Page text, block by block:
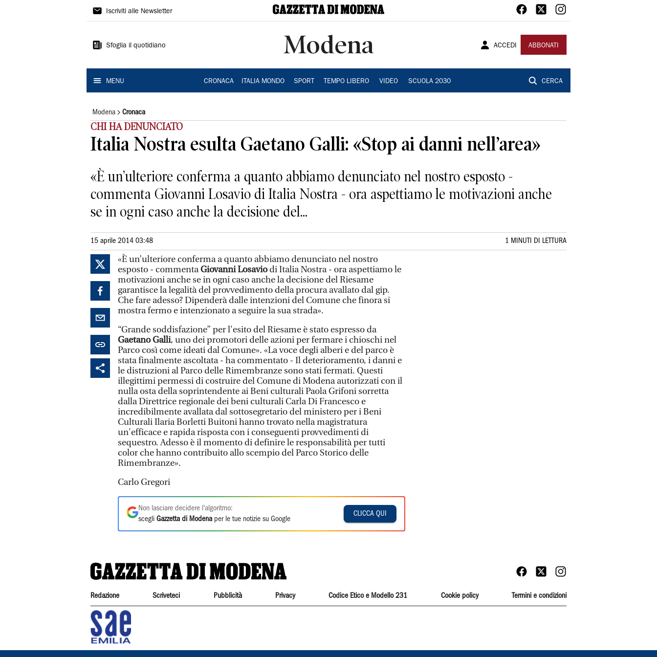
Gazzetta
Modena
Iscriviti alle Newsletter
Sfoglia il quotidiano Modena ACCEDI ABBONATI
MENU CRONACA ITALIA MONDO SPORT TEMPO LIBERO VIDEO SCUOLA 2030 CERCA
Modena Cronaca
CHI HA DENUNCIATO
Italia Nostra esulta Gaetano Galli: «Stop ai danni nell’area»
«È un’ulteriore conferma a quanto abbiamo denunciato nel nostro esposto -
commenta Giovanni Losavio di Italia Nostra - ora aspettiamo le motivazioni anche
se in ogni caso anche la decisione del...
15 aprile 2014 03:48 1 MINUTI DI LETTURA
«È un’ulteriore conferma a quanto abbiamo denunciato nel nostro
esposto - commentaGiovanni Losaviodi Italia Nostra - ora aspettiamo le
motivazioni anche se in ogni caso anche la decisione del Riesame
garantisce la legalità del provvedimento della procura avallato dal gip.
Che fare adesso? Dipenderà dalle intenzioni del Comune che finora si
mostra fermo e intenzionato a seguire la sua strada».
“Grande soddisfazione” per l'esito del Riesame è stato espresso da
Gaetano Galli, uno dei promotori delle azioni per fermare i chioschi nel
Parco così come ideati dal Comune». «La voce degli alberi e del parco è
stata finalmente ascoltata - ha commentato - Il deterioramento, i danni e
le distruzioni al Parco delle Rimembranze sono stati fermati. Questi
illegittimi permessi di costruire del Comune di Modena autorizzati con il
nulla osta della soprintendente ai Beni culturali Paola Grifoni sorretta
dalla Direttrice regionale dei beni culturali Carla Di Francesco e
incredibilmente avallata dal sottosegretario del ministero per i Beni
Culturali Ilaria Borletti Buitoni hanno trovato nella magistratura
un'efficace e rapida risposta con i conseguenti provvedimenti di
sequestro. Adesso è il momento di definire le responsabilità per tutti
color che hanno contribuito allo scempio del Parco Storico delle
Rimembranze».
Carlo Gregori
Non lasciare decidere l'algoritmo:
scegli Gazzetta di Modena per le tue notizie su Google
CLICCA QUI
Redazione Scriveteci Pubblicità Privacy Codice Etico e Modello 231 Cookie policy Termini e condizioni